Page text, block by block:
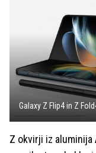
Galaxy Z Flip4 in Z
Z okvirji iz aluminija